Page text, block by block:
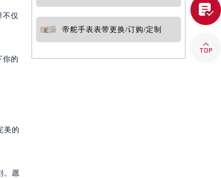
不仅
你的
美的
。愿
帝舵手表表带更换/订购/定制

